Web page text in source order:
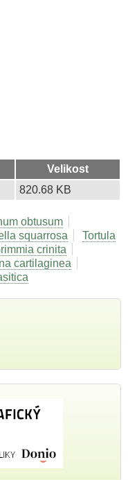
Velikost
820.68 KB
obtusum
squarrosa
Tortula
crinita
cartilaginea